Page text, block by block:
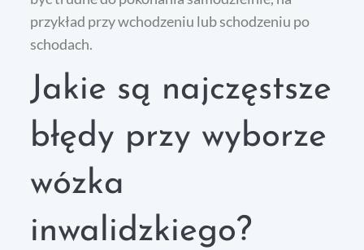
przykład przy wchodzeniu lub schodzeniu po
schodach.
Jakie są najczęstsze
błędy przy wyborze
wózka
inwalidzkiego?